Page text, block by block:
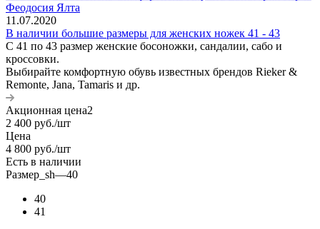
11.07.2020
В наличии большие размеры для женских ножек 41 - 43
С 41 по 43 размер женские босоножки, сандалии, сабо и
кроссовки.
Выбирайте комфортную обувь известных брендов Rieker &
Remonte, Jana, Tamaris и др.
Акционная цена2
2 400 руб./шт
Цена
4 800 руб./шт
Есть в наличии
Размер_sh—40
40
41